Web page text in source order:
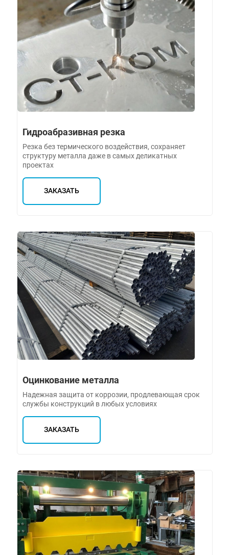
Гидроабразивная резка
Резка без термического воздействия, сохраняет
структуру металла даже в самых деликатных
проектах
ЗАКАЗАТЬ
Оцинкование металла
Надежная защита от коррозии, продлевающая срок
службы конструкций в любых условиях
ЗАКАЗАТЬ